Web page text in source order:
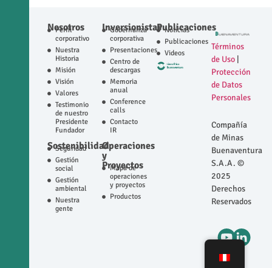
Nosotros
Perfil
corporativo
Nuestra
Historia
Misión
Visión
Valores
Testimonio
de nuestro
Presidente
Fundador
Sostenibilidad
Seguridad
Gestión
social
Gestión
ambiental
Nuestra
gente
Inversionistas
Gobernanza
corporativa
Presentaciones
Centro de
descargas
Memoria
anual
Conference
calls
Contacto
IR
Operaciones
y
Proyectos
Mapa de
operaciones
y proyectos
Productos
Publicaciones
Noticias
Publicaciones
Videos
Términos
de Uso
Protección
de Datos
Personales
Compañía
de Minas
Buenaventura
S.A.A. ©
2025
Derechos
Reservados